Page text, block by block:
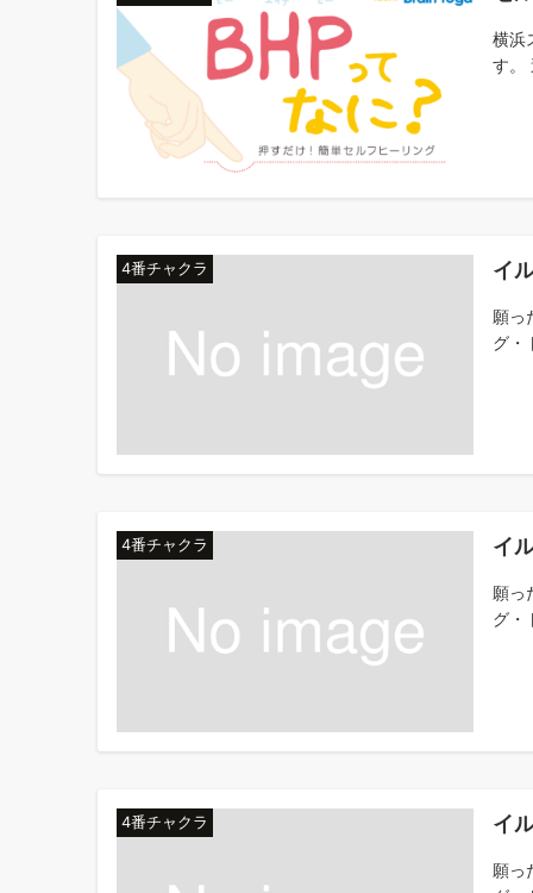
横浜
す。
4番チャクラ イ
願っ
グ・
4番チャクラ イ
願っ
グ・
4番チャクラ イ
願っ